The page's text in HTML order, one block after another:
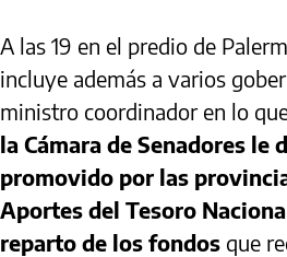
A las 19 en el predio de
incluye además a varios
ministro coordinador en lo
la Cámara de Senadores
promovido por las
Aportes del Tesoro
reparto de los fondos que